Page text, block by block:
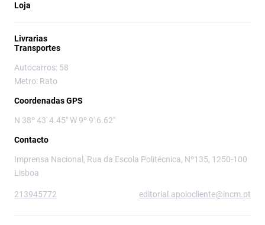
Loja
Livrarias
Transportes
Autocarros: 58
Metro: Rato
Coordenadas GPS
N 38º 43' 4.45" W 9º 9' 6.62"
Contacto
Imprensa Nacional, Rua da Escola Politécnica, Nº135, 1250-100
Lisboa
213945772 editorial.apoiocliente@incm.pt